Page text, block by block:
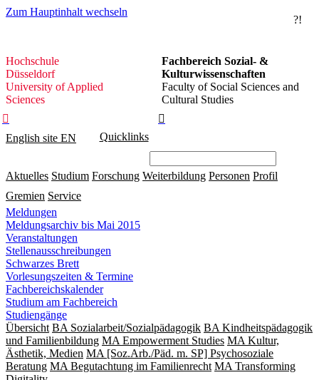
Zum Hauptinhalt wechseln
?!
Hochschule
Düsseldorf
Hochschule
Düsseldorf
University of Applied
Sciences
Fachbereich Sozial- &
Kulturwissenschaften
Faculty of Social Sciences and
Cultural Studies


English site EN Quicklinks
Aktuelles Studium Forschung Weiterbildung Personen Profil
Gremien Service
Meldungen
Meldungsarchiv bis Mai 2015
Veranstaltungen
Stellenausschreibungen
Schwarzes Brett
Vorlesungszeiten & Termine
Fachbereichskalender
Studium am Fachbereich
Studiengänge
Übersicht BA Sozialarbeit/Sozialpädagogik BA Kindheitspädagogik
und Familienbildung MA Empowerment Studies MA Kultur,
Ästhetik, Medien MA [Soz.Arb./Päd. m. SP] Psychosoziale
Beratung MA Begut­ach­tung im Fami­lien­recht MA Transforming